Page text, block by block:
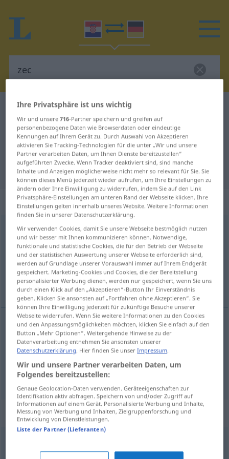
Kroatisch-Deutsch Wörterbuch
Kroatisch-Deutsch Übersetzung für
"zec"
"zec" Deutsch Übersetzung
„zec“
zec <vokzeče; plzečevi>
Übersicht aller Übersetzungen
(Für mehr Details die Übersetzung anklicken/antippen)
Hase, Meister Lampe
Hasem zec
Meister Lampe zec
Beispielsätze für "zec"
Ihre Privatsphäre ist uns wichtig
Wir und unsere716-Partner speichern und greifen auf
personenbezogene Daten wie Browserdaten oder eindeutige
Kennungen auf Ihrem Gerät zu. Durch Auswahl von Akzeptieren
aktivieren Sie Tracking-Technologien für die unter „Wir und unsere
Partner verarbeiten Daten, um Ihnen Dienste bereitzustellen“
aufgeführten Zwecke. Wenn Tracker deaktiviert sind, sind manche
Inhalte und Anzeigen möglicherweise nicht mehr so relevant für Sie. Sie
können dieses Menü jederzeit wieder aufrufen, um Ihre Einstellungen zu
ändern oder Ihre Einwilligung zu widerrufen, indem Sie auf den Link
Privatsphäre-Einstellungen am unteren Rand der Webseite klicken. Ihre
Einstellungen gelten innerhalb unseres Website. Weitere Informationen
finden Sie in unserer Datenschutzerklärung.
Wir verwenden Cookies, damit Sie unsere Webseite bestmöglich nutzen
und wir besser mit Ihnen kommunizieren können. Notwendige,
funktionale und statistische Cookies, die für den Betrieb der Webseite
und der statistischen Auswertung unserer Webseite erforderlich sind,
werden auf Grundlage unserer Vorauswahl immer auf Ihrem Endgerät
gespeichert. Marketing-Cookies und Cookies, die der Bereitstellung
personalisierter Werbung dienen, werden nur gespeichert, wenn Sie uns
durch einen Klick auf den „Akzeptieren“-Button Ihr Einverständnis
geben. Klicken Sie ansonsten auf „Fortfahren ohne Akzeptieren“. Sie
können Ihre Einwilligung jederzeit für zukünftige Besuche unserer
Webseite widerrufen. Wenn Sie weitere Informationen zu den Cookies
und den Anpassungsmöglichkeiten möchten, klicken Sie einfach auf den
Button „Mehr Optionen“. Weitergehende Hinweise zu der
Datenverarbeitung entnehmen Sie ansonsten unserer
Datenschutzerklärung. Hier finden Sie unserImpressum.
Wir und unsere Partner verarbeiten Daten, um
Folgendes bereitzustellen:
Genaue Geolocation-Daten verwenden. Geräteeigenschaften zur
Identifikation aktiv abfragen. Speichern von und/oder Zugriff auf
Informationen auf einem Gerät. Personalisierte Werbung und Inhalte,
Messung von Werbung und Inhalten, Zielgruppenforschung und
Entwicklung von Dienstleistungen.
Liste der Partner (Lieferanten)